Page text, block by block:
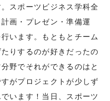
スポーツビジネス学科全
画・プレゼン・準備運
います。もともとチーム
りするのが好きだったの
野でそれができるのはと
がプロジェクトが少しず
います！当日、スポーツ